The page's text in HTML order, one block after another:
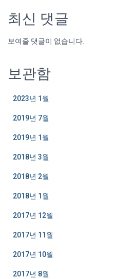
최신 댓글
보여줄 댓글이 없습니다.
보관함
2023년 1월
2019년 7월
2019년 1월
2018년 3월
2018년 2월
2018년 1월
2017년 12월
2017년 11월
2017년 10월
2017년 8월